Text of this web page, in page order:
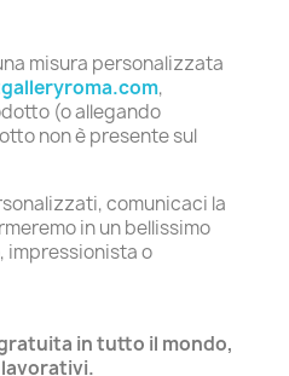
misura personalizzata
,
(o allegando
non è presente sul
comunicaci la
in un bellissimo
impressionista o
in tutto il mondo,